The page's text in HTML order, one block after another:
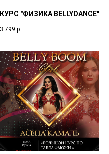
КУРС "ФИЗИКА BELLYDANCE"
3 799 р.